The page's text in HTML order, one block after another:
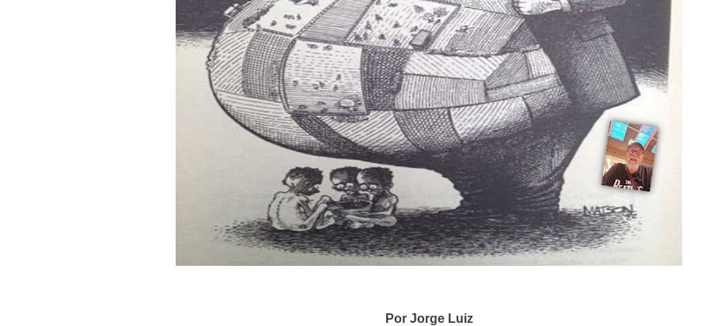
Por Jorge Luiz